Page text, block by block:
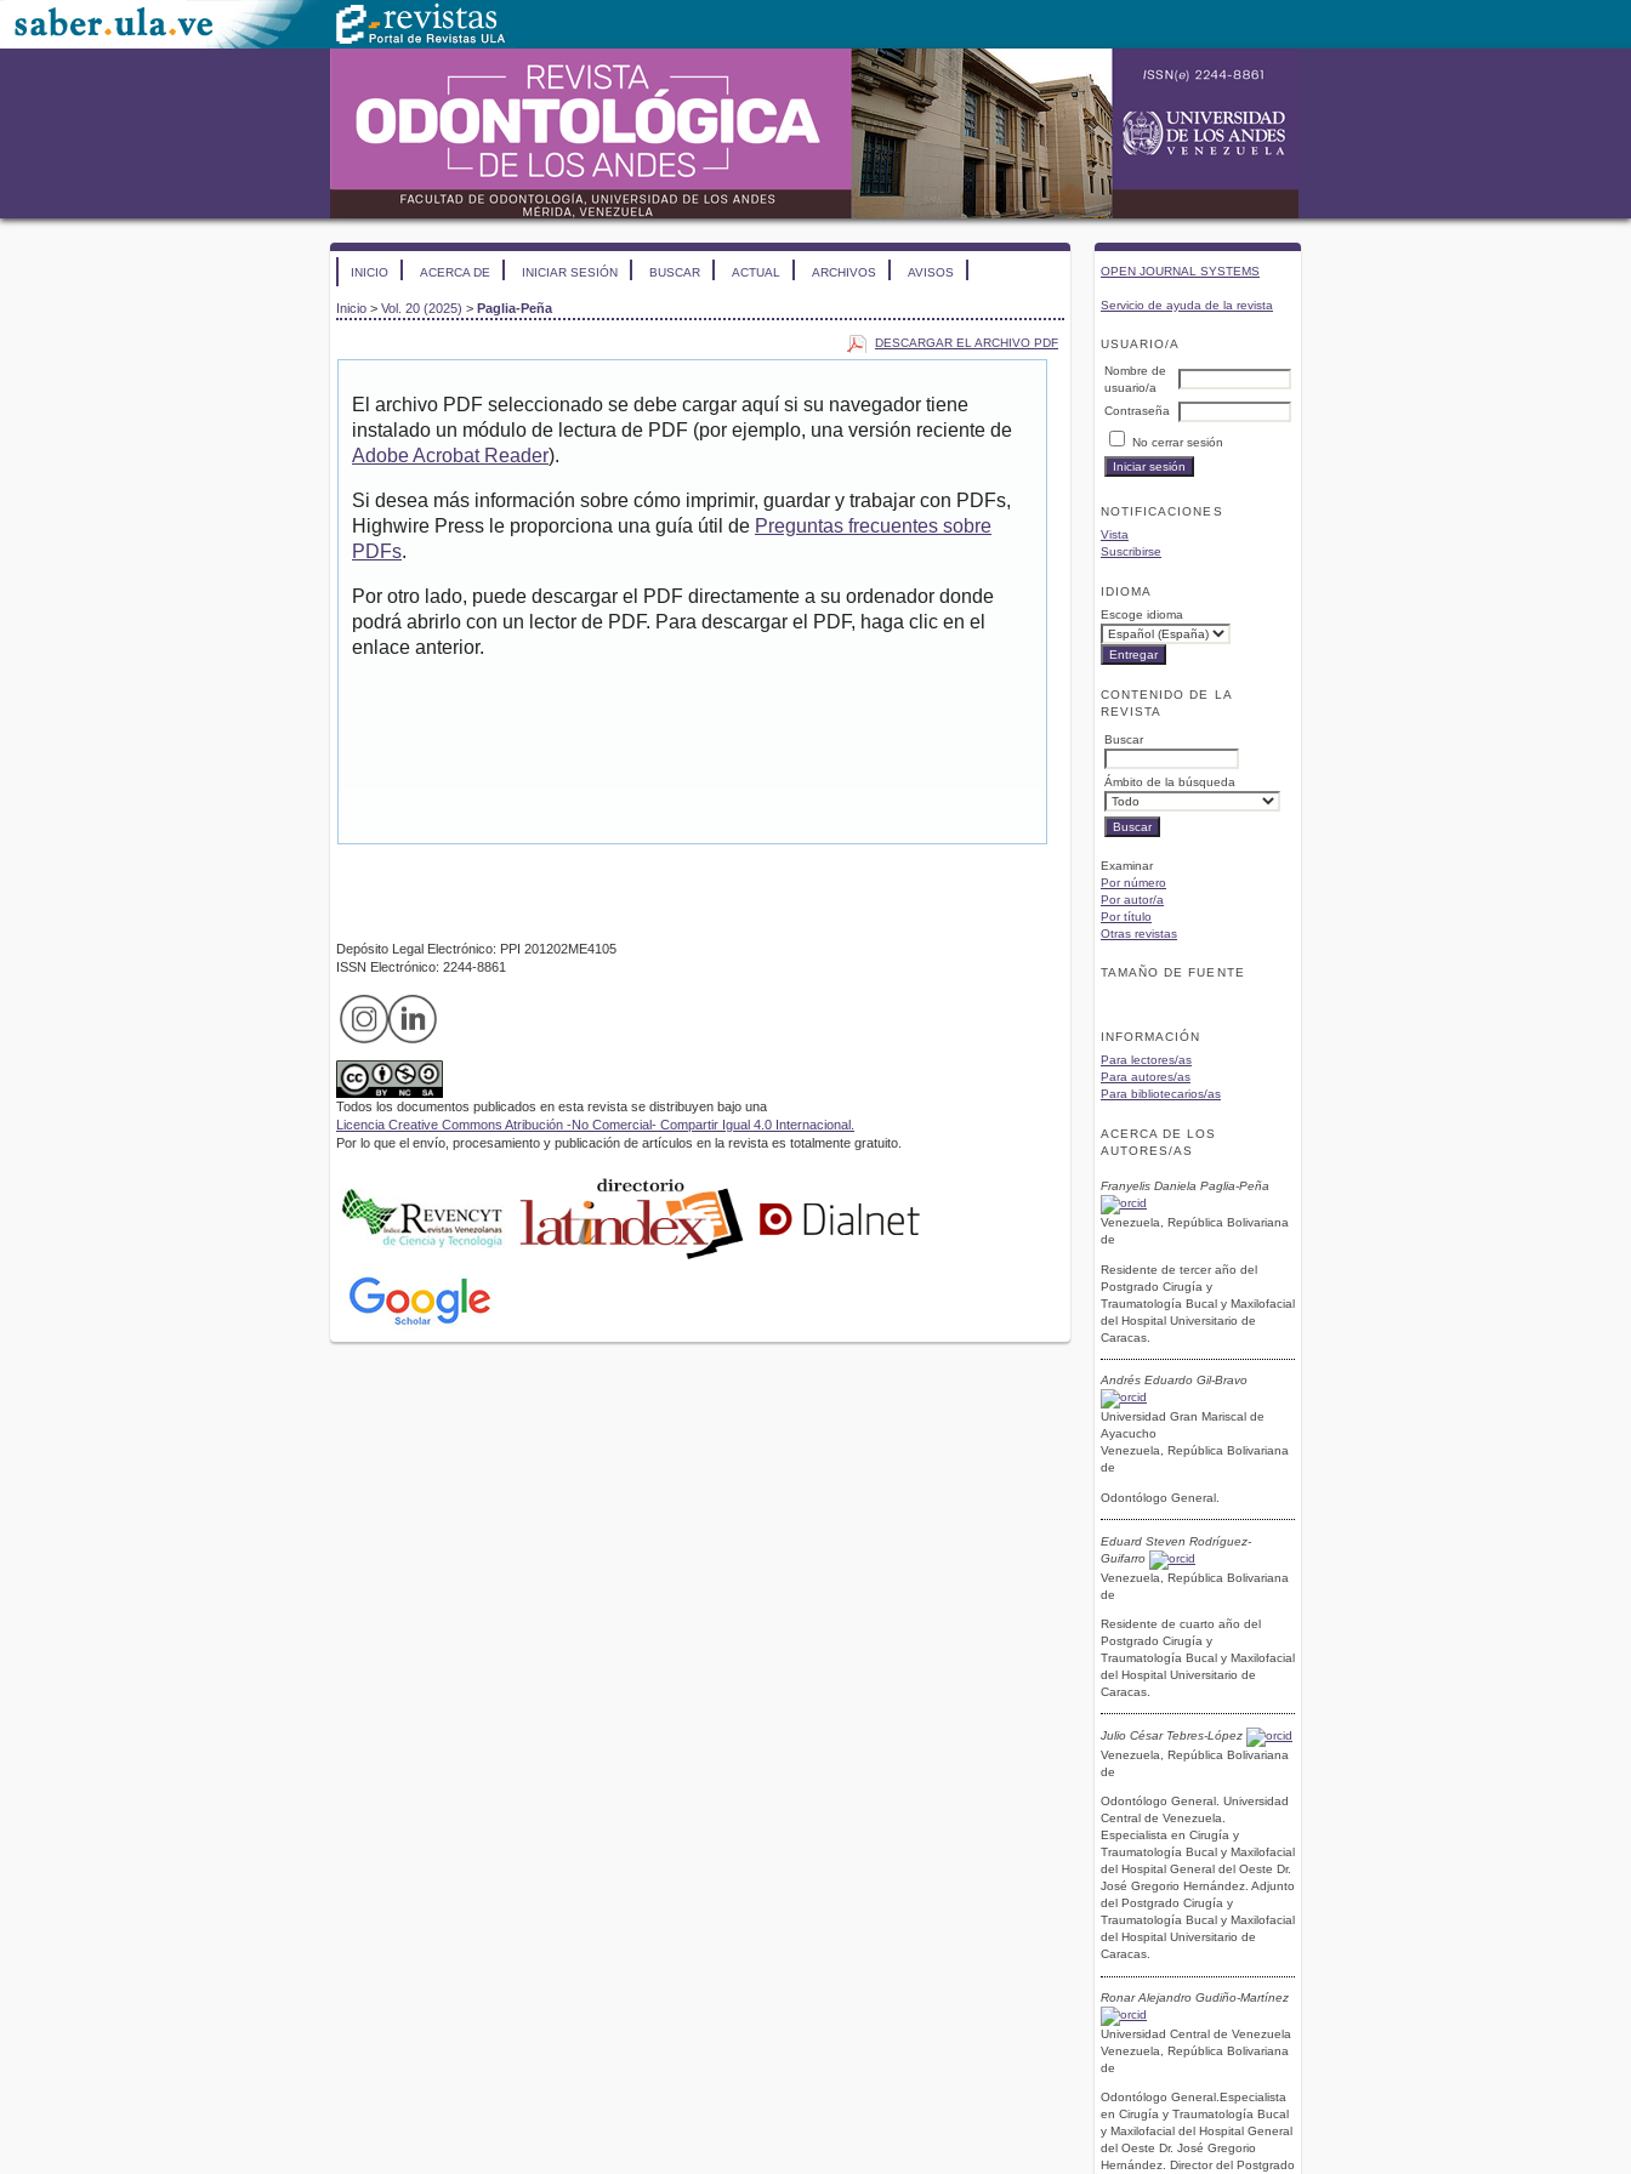
OPEN JOURNAL SYSTEMS
Servicio de ayuda de la revista
USUARIO/A
Nombre de
usuario/a
Contraseña
No cerrar sesión
NOTIFICACIONES
Vista
Suscribirse
IDIOMA
Escoge idioma
CONTENIDO DE LA
REVISTA
Buscar
Ámbito de la búsqueda
Examinar
Por número
Por autor/a
Por título
Otras revistas
TAMAÑO DE FUENTE
INFORMACIÓN
Para lectores/as
Para autores/as
Para bibliotecarios/as
ACERCA DE LOS
AUTORES/AS
Franyelis Daniela Paglia-Peña
Venezuela, República Bolivariana
de
Residente de tercer año del
Postgrado Cirugía y
Traumatología Bucal y Maxilofacial
del Hospital Universitario de
Caracas.
Andrés Eduardo Gil-Bravo
Universidad Gran Mariscal de
Ayacucho
Venezuela, República Bolivariana
de
Odontólogo General.
Eduard Steven Rodríguez-
Guifarro
Venezuela, República Bolivariana
de
Residente de cuarto año del
Postgrado Cirugía y
Traumatología Bucal y Maxilofacial
del Hospital Universitario de
Caracas.
Julio César Tebres-López
Venezuela, República Bolivariana
de
Odontólogo General. Universidad
Central de Venezuela.
Especialista en Cirugía y
Traumatología Bucal y Maxilofacial
del Hospital General del Oeste Dr.
José Gregorio Hernández. Adjunto
del Postgrado Cirugía y
Traumatología Bucal y Maxilofacial
del Hospital Universitario de
Caracas.
Ronar Alejandro Gudiño-Martínez
Universidad Central de Venezuela
Venezuela, República Bolivariana
de
Odontólogo General.Especialista
en Cirugía y Traumatología Bucal
y Maxilofacial del Hospital General
del Oeste Dr. José Gregorio
Hernández. Director del Postgrado
INICIO ACERCA DE INICIAR SESIÓN BUSCAR ACTUAL ARCHIVOS AVISOS
Inicio > Vol. 20 (2025) > Paglia-Peña
DESCARGAR EL ARCHIVO PDF
El archivo PDF seleccionado se debe cargar aquí si su navegador tiene
instalado un módulo de lectura de PDF (por ejemplo, una versión reciente de
Adobe Acrobat Reader).
Si desea más información sobre cómo imprimir, guardar y trabajar con PDFs,
Highwire Press le proporciona una guía útil de Preguntas frecuentes sobre
PDFs.
Por otro lado, puede descargar el PDF directamente a su ordenador donde
podrá abrirlo con un lector de PDF. Para descargar el PDF, haga clic en el
enlace anterior.
Depósito Legal Electrónico: PPI 201202ME4105
ISSN Electrónico: 2244-8861
Todos los documentos publicados en esta revista se distribuyen bajo una
Licencia Creative Commons Atribución -No Comercial- Compartir Igual 4.0 Internacional.
Por lo que el envío, procesamiento y publicación de artículos en la revista es totalmente gratuito.